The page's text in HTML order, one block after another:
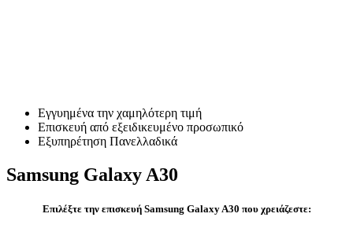
Εγγυημένα την χαμηλότερη τιμή
Επισκευή από εξειδικευμένο προσωπικό
Εξυπηρέτηση Πανελλαδικά
Samsung Galaxy A30
Επιλέξτε την επισκευή Samsung Galaxy A30 που χρειάζεστε: